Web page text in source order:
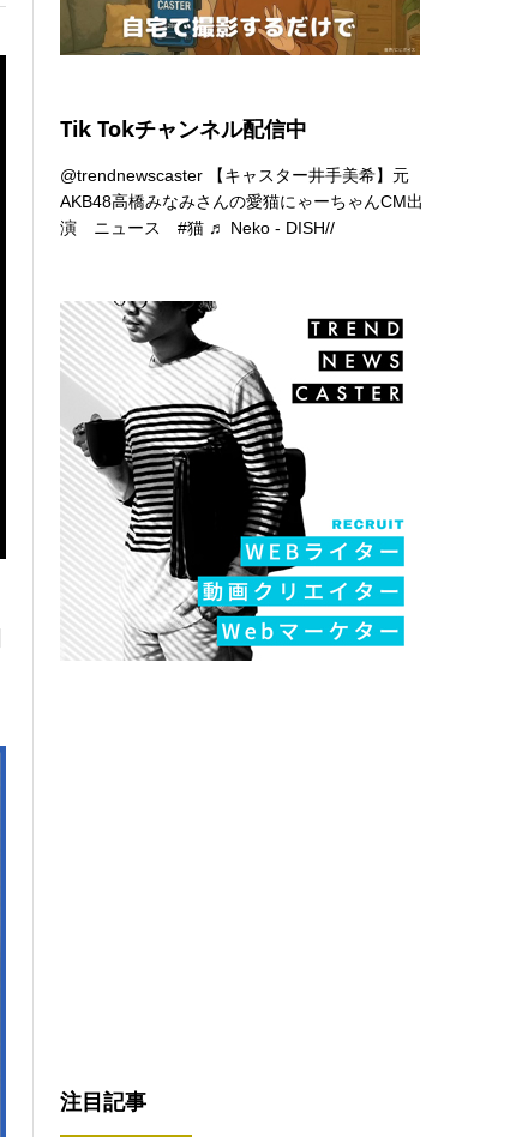
Tik Tokチャンネル配信中
@trendnewscaster 【キャスター井手美希】元
AKB48高橋みなみさんの愛猫にゃーちゃんCM出
演 ニュース#猫 ♬ Neko - DISH//
注目記事